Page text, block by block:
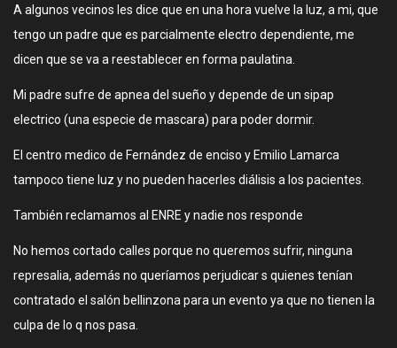
A algunos vecinos les dice que en una hora vuelve la luz, a mi, que
tengo un padre que es parcialmente electro dependiente, me
dicen que se va a reestablecer en forma paulatina.
Mi padre sufre de apnea del sueño y depende de un sipap
electrico (una especie de mascara) para poder dormir.
El centro medico de Fernández de enciso y Emilio Lamarca
tampoco tiene luz y no pueden hacerles diálisis a los pacientes.
También reclamamos al ENRE y nadie nos responde
No hemos cortado calles porque no queremos sufrir, ninguna
represalia, además no queríamos perjudicar s quienes tenían
contratado el salón bellinzona para un evento ya que no tienen la
culpa de lo q nos pasa.